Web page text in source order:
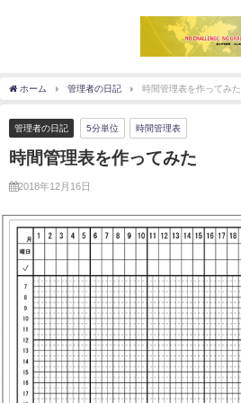
ホーム 管理者の日記 時間管理表を作ってみた
管理者の日記 5分単位 時間管理表
時間管理表を作ってみた
2018年12月16日